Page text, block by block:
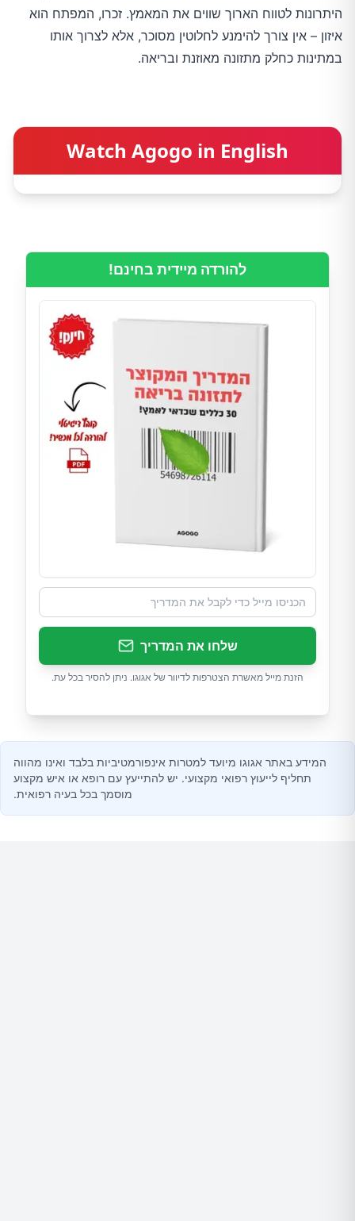
במתינות כחלק מתזונה מאוזנת ובריאה.
Watch Agogo in English
להורדה מיידית בחינם!
שלחו את המדריך
הזנת מייל מאשרת הצטרפות לדיוור של אגוגו. ניתן להסיר בכל עת.
המידע באתר אגוגו מיועד למטרות אינפורמטיביות בלבד ואינו מהווה
תחליף לייעוץ רפואי מקצועי. יש להתייעץ עם רופא או איש מקצוע
מוסמך בכל בעיה רפואית.